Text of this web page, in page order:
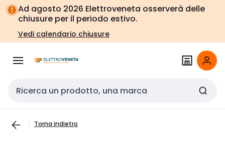
Vai alla
navigazione
Vai
alla
pagina
Ad agosto 2026 Elettroveneta osserverà delle
chiusure per il periodo estivo.
Vedi calendario chiusure
Cerca input
Torna indietro